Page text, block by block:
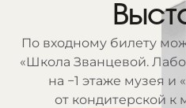
По входному билету
«Школа Званцевой.
на −1 этаже музея и
от кондитерской к